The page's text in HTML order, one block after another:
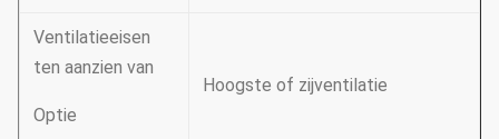
Ventilatieeisen
ten aanzien van
Optie
Hoogste of zijventilatie